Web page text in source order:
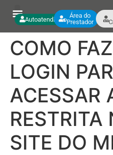
AutoatendimentoÁrea do
Prestador
COMO
LOGIN
ACESSAR
RESTRITA
SITE DO